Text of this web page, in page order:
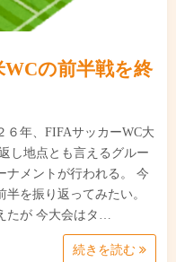
WCの前半戦を終
６年、FIFAサッカーWC大
し地点とも言えるグルー
ナメントが行われる。 今
半を振り返ってみたい。
たが 今大会はタ…
続きを読む